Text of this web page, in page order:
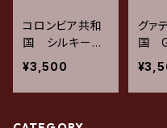
コロンビア共和
国 シルキーゴ
ールド Liquid C
o2 Extract Met
hod カスティー
¥3,500
グァ
国
SHB
s / ウ